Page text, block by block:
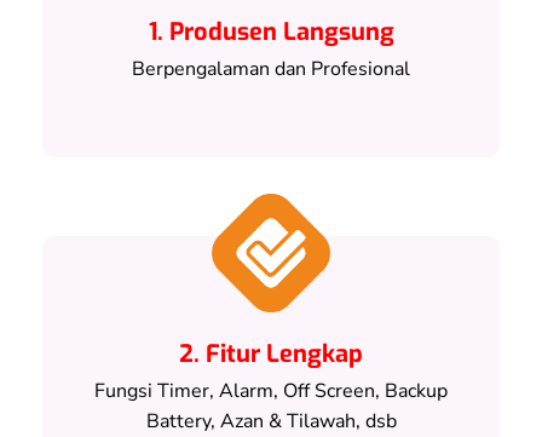
1. Produsen Langsung
Berpengalaman dan Profesional
2. Fitur Lengkap
Fungsi Timer, Alarm, Off Screen, Backup
Battery, Azan & Tilawah, dsb